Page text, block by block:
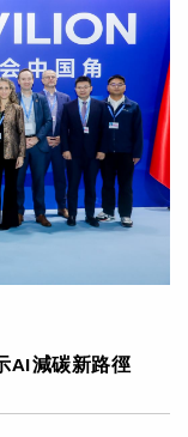
AI減碳新路徑